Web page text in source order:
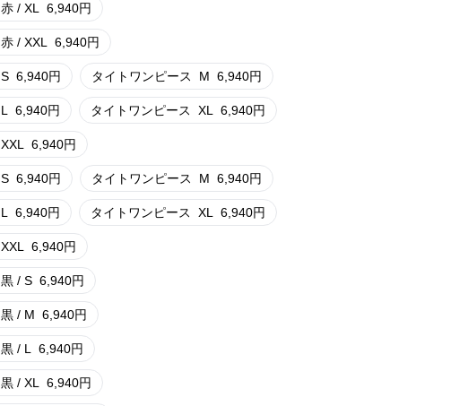
赤 / XL 6,940円
赤 / XXL 6,940円
S 6,940円 タイトワンピース M 6,940円
L 6,940円 タイトワンピース XL 6,940円
XXL 6,940円
S 6,940円 タイトワンピース M 6,940円
L 6,940円 タイトワンピース XL 6,940円
XXL 6,940円
黒 / S 6,940円
黒 / M 6,940円
黒 / L 6,940円
黒 / XL 6,940円